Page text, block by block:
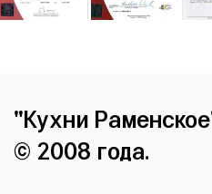
"Кухни
© 2008 года.